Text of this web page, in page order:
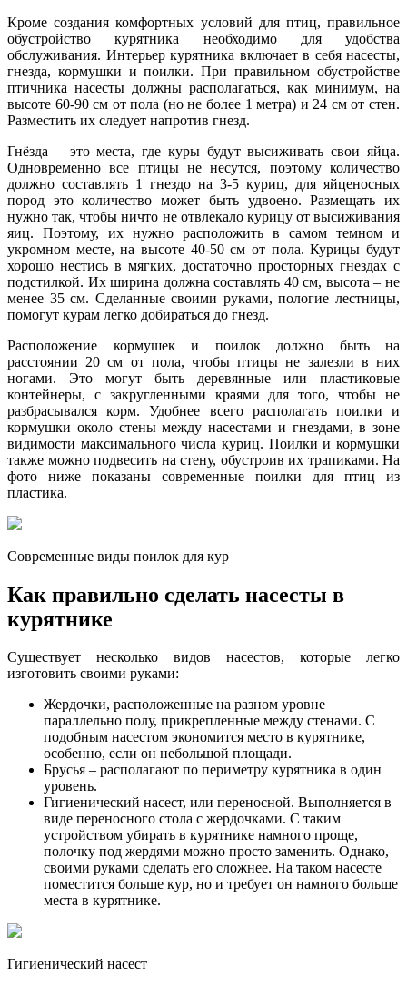
Кроме создания комфортных условий для птиц, правильное
обустройство курятника необходимо для удобства
обслуживания. Интерьер курятника включает в себя насесты,
гнезда, кормушки и поилки. При правильном обустройстве
птичника насесты должны располагаться, как минимум, на
высоте 60-90 см от пола (но не более 1 метра) и 24 см от стен.
Разместить их следует напротив гнезд.
Гнёзда – это места, где куры будут высиживать свои яйца.
Одновременно все птицы не несутся, поэтому количество
должно составлять 1 гнездо на 3-5 куриц, для яйценосных
пород это количество может быть удвоено. Размещать их
нужно так, чтобы ничто не отвлекало курицу от высиживания
яиц. Поэтому, их нужно расположить в самом темном и
укромном месте, на высоте 40-50 см от пола. Курицы будут
хорошо нестись в мягких, достаточно просторных гнездах с
подстилкой. Их ширина должна составлять 40 см, высота – не
менее 35 см. Сделанные своими руками, пологие лестницы,
помогут курам легко добираться до гнезд.
Расположение кормушек и поилок должно быть на
расстоянии 20 см от пола, чтобы птицы не залезли в них
ногами. Это могут быть деревянные или пластиковые
контейнеры, с закругленными краями для того, чтобы не
разбрасывался корм. Удобнее всего располагать поилки и
кормушки около стены между насестами и гнездами, в зоне
видимости максимального числа куриц. Поилки и кормушки
также можно подвесить на стену, обустроив их трапиками. На
фото ниже показаны современные поилки для птиц из
пластика.
Современные виды поилок для кур
Как правильно сделать насесты в
курятнике
Существует несколько видов насестов, которые легко
изготовить своими руками:
Жердочки, расположенные на разном уровне
параллельно полу, прикрепленные между стенами. С
подобным насестом экономится место в курятнике,
особенно, если он небольшой площади.
Брусья – располагают по периметру курятника в один
уровень.
Гигиенический насест, или переносной. Выполняется в
виде переносного стола с жердочками. С таким
устройством убирать в курятнике намного проще,
полочку под жердями можно просто заменить. Однако,
своими руками сделать его сложнее. На таком насесте
поместится больше кур, но и требует он намного больше
места в курятнике.
Гигиенический насест